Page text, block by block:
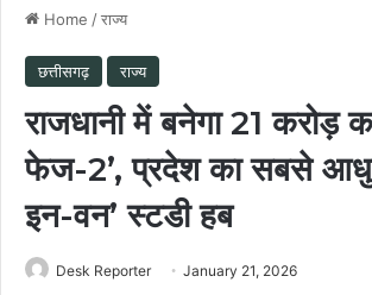
Home /राज्य
छत्तीसगढ़ राज्य
राजधानी में बनेगा 21 करोड़
फेज-2’, प्रदेश का सबसे
इन-वन’ स्टडी हब
Desk Reporter January 21, 2026